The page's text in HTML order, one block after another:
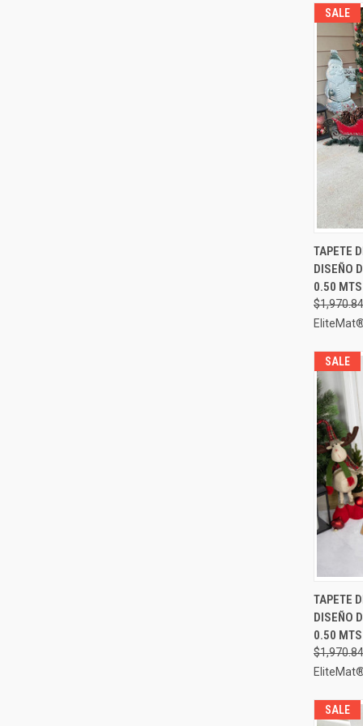
SALE
TAPETE
DISEÑO
0.50
$1,970.84
SALE
TAPETE
DISEÑO
0.50
$1,970.84
SALE